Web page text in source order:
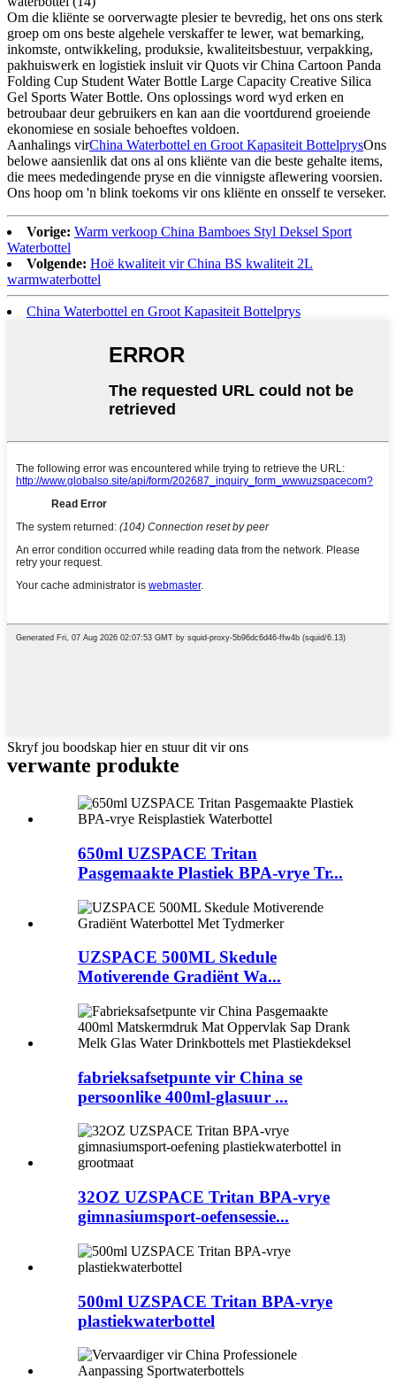
Om die kliënte se oorverwagte plesier te bevredig, het ons ons sterk
groep om ons beste algehele verskaffer te lewer, wat bemarking,
inkomste, ontwikkeling, produksie, kwaliteitsbestuur, verpakking,
pakhuiswerk en logistiek insluit vir Quots vir China Cartoon Panda
Folding Cup Student Water Bottle Large Capacity Creative Silica
Gel Sports Water Bottle. Ons oplossings word wyd erken en
betroubaar deur gebruikers en kan aan die voortdurend groeiende
ekonomiese en sosiale behoeftes voldoen.
Aanhalings virChina Waterbottel en Groot Kapasiteit BottelprysOns
belowe aansienlik dat ons al ons kliënte van die beste gehalte items,
die mees mededingende pryse en die vinnigste aflewering voorsien.
Ons hoop om 'n blink toekoms vir ons kliënte en onsself te verseker.
Vorige: Warm verkoop China Bamboes Styl Deksel Sport
Waterbottel
Volgende: Hoë kwaliteit vir China BS kwaliteit 2L
warmwaterbottel
China Waterbottel en Groot Kapasiteit Bottelprys
Skryf jou boodskap hier en stuur dit vir ons
verwante produkte
650ml UZSPACE Tritan
Pasgemaakte Plastiek BPA-vrye Tr...
UZSPACE 500ML Skedule
Motiverende Gradiënt Wa...
fabrieksafsetpunte vir China se
persoonlike 400ml-glasuur ...
32OZ UZSPACE Tritan BPA-vrye
gimnasiumsport-oefensessie...
500ml UZSPACE Tritan BPA-vrye
plastiekwaterbottel